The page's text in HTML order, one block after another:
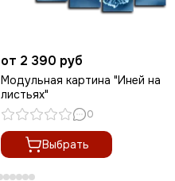
от 2 390 руб
Модульная картина "Иней на
листьях"
0
Выбрать